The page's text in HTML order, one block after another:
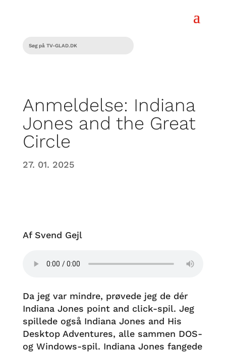
Anmeldelse: Indiana
Jones and the Great
Circle
27. 01. 2025
Af Svend Gejl
Da jeg var mindre, prøvede jeg de dér
Indiana Jones point and click-spil. Jeg
spillede også Indiana Jones and His
Desktop Adventures, alle sammen DOS-
og Windows-spil. Indiana Jones fangede